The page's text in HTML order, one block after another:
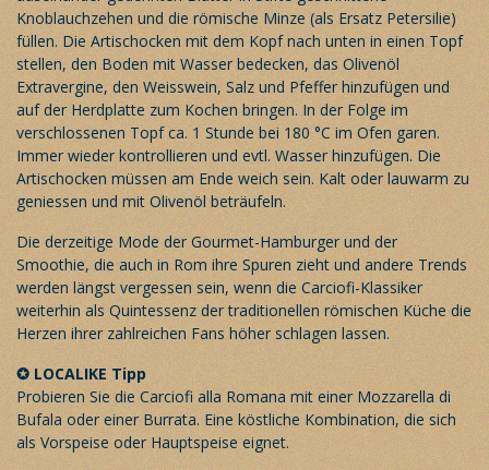
Knoblauchzehen und die römische Minze (als Ersatz Petersilie)
füllen. Die Artischocken mit dem Kopf nach unten in einen Topf
stellen, den Boden mit Wasser bedecken, das Olivenöl
Extravergine, den Weisswein, Salz und Pfeffer hinzufügen und
auf der Herdplatte zum Kochen bringen. In der Folge im
verschlossenen Topf ca. 1 Stunde bei 180 °C im Ofen garen.
Immer wieder kontrollieren und evtl. Wasser hinzufügen. Die
Artischocken müssen am Ende weich sein. Kalt oder lauwarm zu
geniessen und mit Olivenöl beträufeln.
Die derzeitige Mode der Gourmet-Hamburger und der
Smoothie, die auch in Rom ihre Spuren zieht und andere Trends
werden längst vergessen sein, wenn die Carciofi-Klassiker
weiterhin als Quintessenz der traditionellen römischen Küche die
Herzen ihrer zahlreichen Fans höher schlagen lassen.
✪ LOCALIKE Tipp
Probieren Sie die Carciofi alla Romana mit einer Mozzarella di
Bufala oder einer Burrata. Eine köstliche Kombination, die sich
als Vorspeise oder Hauptspeise eignet.